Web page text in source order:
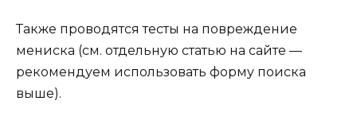
Также проводятся тесты на повреждение
мениска (см. отдельную статью на сайте —
рекомендуем использовать форму поиска
выше).